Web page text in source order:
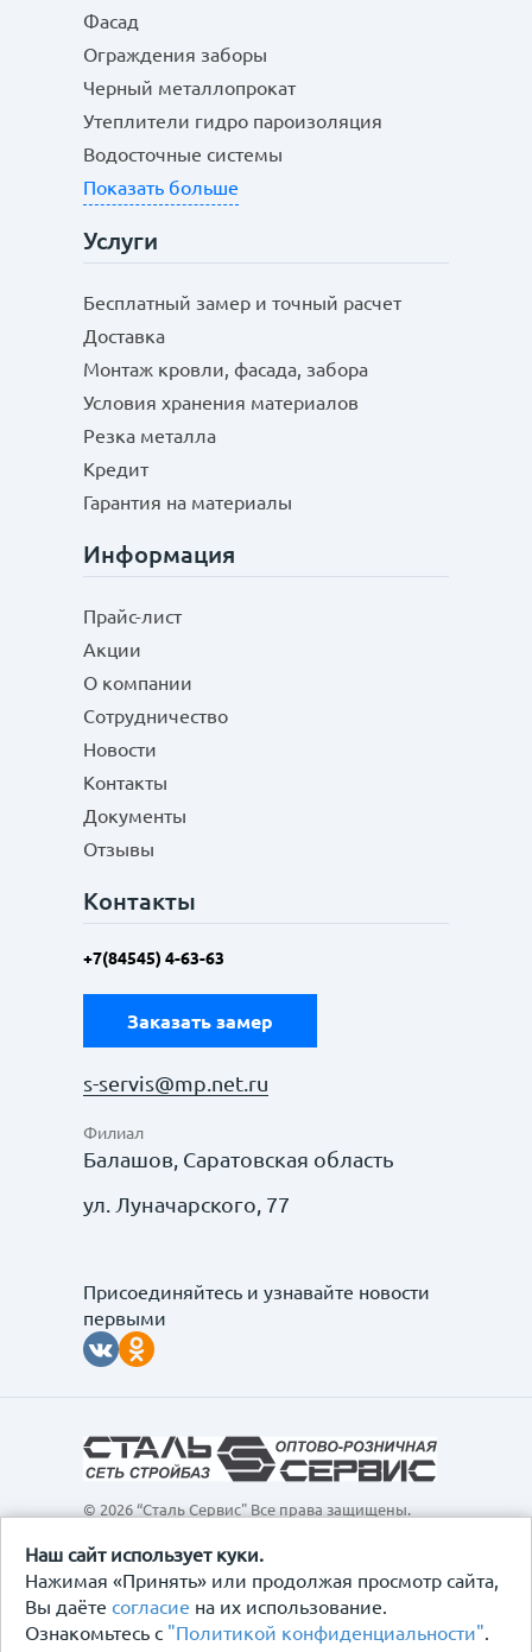
Наш сайт использует куки.
Нажимая «Принять» или продолжая просмотр сайта,
Вы даёте согласие на их использование.
Ознакомьтесь с "Политикой конфиденциальности".
Фасад
Ограждения заборы
Черный металлопрокат
Утеплители гидро пароизоляция
Водосточные системы
Показать больше
Услуги
Бесплатный замер и точный расчет
Доставка
Монтаж кровли, фасада, забора
Условия хранения материалов
Резка металла
Кредит
Гарантия на материалы
Информация
Прайс-лист
Акции
О компании
Сотрудничество
Новости
Контакты
Документы
Отзывы
Контакты
+7(84545) 4-63-63
Заказать замер
s-servis@mp.net.ru
Филиал
Балашов, Саратовская область
ул. Луначарского, 77
Присоединяйтесь и узнавайте новости
первыми
© 2026 “Сталь Сервис" Все права защищены.
интернет-сайт, а также вся информация о товарах и
ценах, предоставленная на нём, носит
исключительно информационный характер и ни при
каких условиях не является публичной офертой,
определяемой положениями Статьи 437